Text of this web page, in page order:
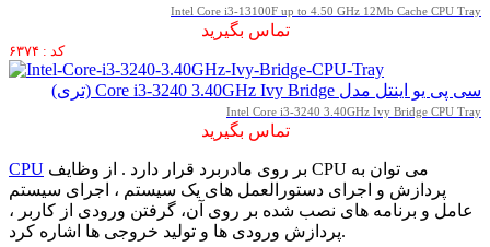
Intel Core i3-13100F up to 4.50 GHz 12Mb Cache CPU Tray
تماس بگیرید
کد : ۶۳۷۴
سی پی یو اینتل مدل Core i3-3240 3.40GHz Ivy Bridge (تری)
Intel Core i3-3240 3.40GHz Ivy Bridge CPU Tray
تماس بگیرید
CPU
پردازش و اجرای دستورالعمل های یک سیستم ، اجرای سیستم
عامل و برنامه های نصب شده بر روی آن، گرفتن ورودی از کاربر ،
پردازش ورودی ها و تولید خروجی ها اشاره کرد.